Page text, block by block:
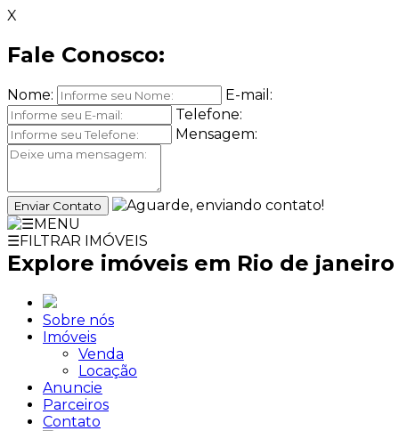
X
Fale Conosco:
Nome:
E-mail:
Telefone:
Mensagem:
Enviar Contato
☰MENU
Explore imóveis em Rio de janeiro
Sobre nós
Imóveis
Venda
Locação
Anuncie
Parceiros
Contato
☰FILTRAR IMÓVEIS